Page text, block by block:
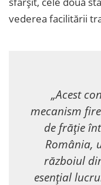
vederea facilitării
„Acest
mecanism
de frăție
România,
războiul
esențial